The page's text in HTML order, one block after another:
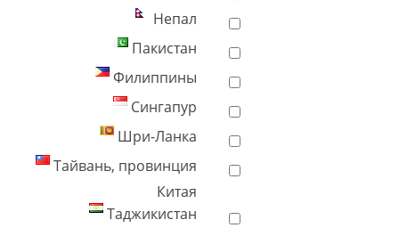
Непал
Пакистан
Филиппины
Сингапур
Шри-Ланка
Тайвань, провинция
Китая
Таджикистан